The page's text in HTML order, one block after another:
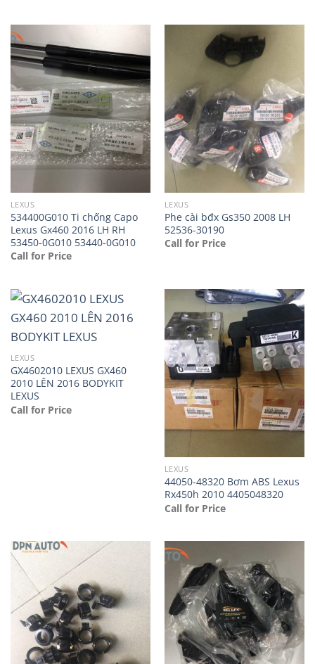
LEXUS
534400G010 Ti chống Capo
Lexus Gx460 2016 LH RH
53450-0G010 53440-0G010
Call for Price
LEXUS
Phe cài bđx Gs350 2008 LH
52536-30190
Call for Price
LEXUS
GX4602010 LEXUS GX460
2010 LÊN 2016 BODYKIT
LEXUS
Call for Price
LEXUS
44050-48320 Bơm ABS Lexus
Rx450h 2010 4405048320
Call for Price